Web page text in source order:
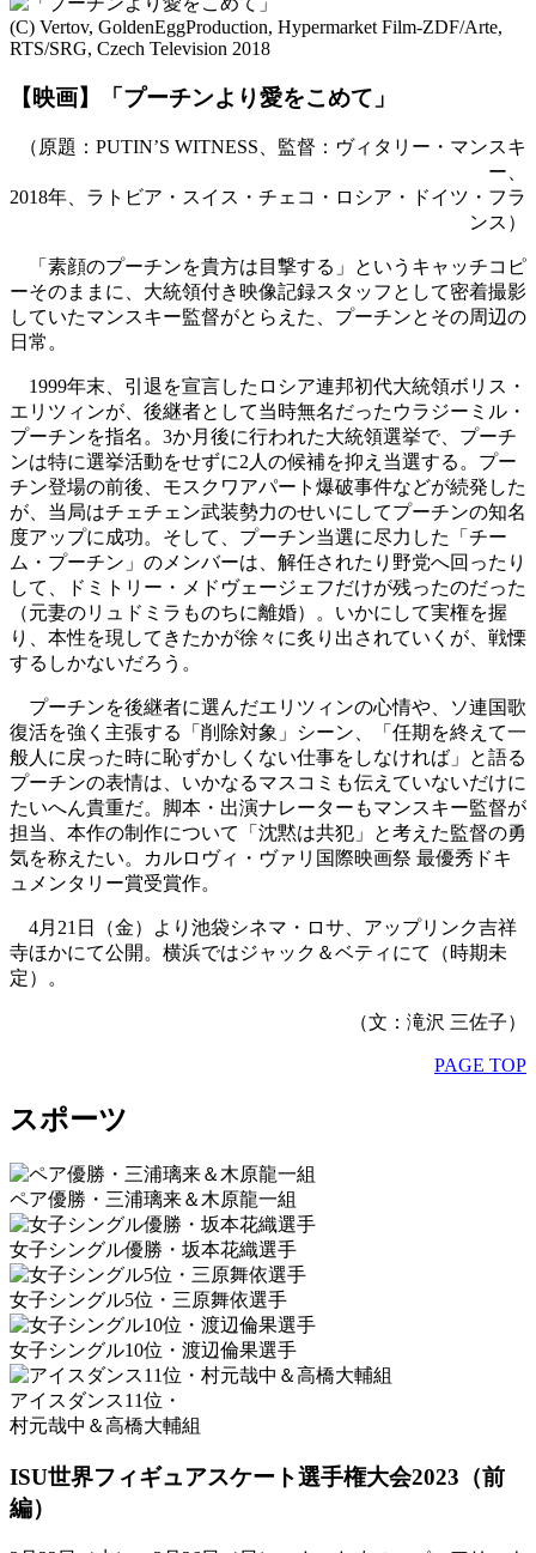
(C) Vertov, GoldenEggProduction, Hypermarket Film-ZDF/Arte,
RTS/SRG, Czech Television 2018
【映画】「プーチンより愛をこめて」
（原題：PUTIN’S WITNESS、監督：ヴィタリー・マンスキ
ー、
2018年、ラトビア・スイス・チェコ・ロシア・ドイツ・フラ
ンス）
「素顔のプーチンを貴方は目撃する」というキャッチコピ
ーそのままに、大統領付き映像記録スタッフとして密着撮影
していたマンスキー監督がとらえた、プーチンとその周辺の
日常。
1999年末、引退を宣言したロシア連邦初代大統領ボリス・
エリツィンが、後継者として当時無名だったウラジーミル・
プーチンを指名。3か月後に行われた大統領選挙で、プーチ
ンは特に選挙活動をせずに2人の候補を抑え当選する。プー
チン登場の前後、モスクワアパート爆破事件などが続発した
が、当局はチェチェン武装勢力のせいにしてプーチンの知名
度アップに成功。そして、プーチン当選に尽力した「チー
ム・プーチン」のメンバーは、解任されたり野党へ回ったり
して、ドミトリー・メドヴェージェフだけが残ったのだった
（元妻のリュドミラものちに離婚）。いかにして実権を握
り、本性を現してきたかが徐々に炙り出されていくが、戦慄
するしかないだろう。
プーチンを後継者に選んだエリツィンの心情や、ソ連国歌
復活を強く主張する「削除対象」シーン、「任期を終えて一
般人に戻った時に恥ずかしくない仕事をしなければ」と語る
プーチンの表情は、いかなるマスコミも伝えていないだけに
たいへん貴重だ。脚本・出演ナレーターもマンスキー監督が
担当、本作の制作について「沈黙は共犯」と考えた監督の勇
気を称えたい。カルロヴィ・ヴァリ国際映画祭 最優秀ドキ
ュメンタリー賞受賞作。
4月21日（金）より池袋シネマ・ロサ、アップリンク吉祥
寺ほかにて公開。横浜ではジャック＆ベティにて（時期未
定）。
（文：滝沢 三佐子）
PAGE TOP
スポーツ
ペア優勝・三浦璃来＆木原龍一組
女子シングル優勝・坂本花織選手
女子シングル5位・三原舞依選手
女子シングル10位・渡辺倫果選手
アイスダンス11位・
村元哉中＆高橋大輔組
ISU世界フィギュアスケート選手権大会2023（前
編）